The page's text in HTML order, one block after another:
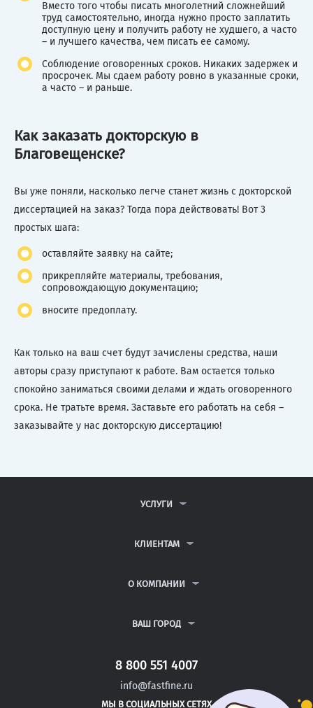
Вместо того чтобы писать многолетний сложнейший
труд самостоятельно, иногда нужно просто заплатить
доступную цену и получить работу не худшего, а часто
– и лучшего качества, чем писать ее самому.
Соблюдение оговоренных сроков. Никаких задержек и
просрочек. Мы сдаем работу ровно в указанные сроки,
а часто – и раньше.
Как заказать докторскую в
Благовещенске?
Вы уже поняли, насколько легче станет жизнь с докторской
диссертацией на заказ? Тогда пора действовать! Вот 3
простых шага:
оставляйте заявку на сайте;
прикрепляйте материалы, требования,
сопровождающую документацию;
вносите предоплату.
Как только на ваш счет будут зачислены средства, наши
авторы сразу приступают к работе. Вам остается только
спокойно заниматься своими делами и ждать оговоренного
срока. Не тратьте время. Заставьте его работать на себя –
заказывайте у нас докторскую диссертацию!
УСЛУГИ
ДИПЛОМНЫЕ РАБОТЫ
РЕФЕРАТЫ
КЛИЕНТАМ
ВОПРОСЫ И ОТВЕТЫ
ПОЛИТИКА КОНФИДЕНЦИАЛЬНОСТИ
О КОМПАНИИ
КОНТАКТЫ
ВАШ ГОРОД
САНКТ-ПЕТЕРБУРГ
АНГАРСК
АРЗАМАС
8 800 551 4007
info@fastfine.ru
МЫ В СОЦИАЛЬНЫХ СЕТЯХ